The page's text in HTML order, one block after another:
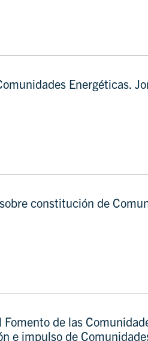
Energéticas.
constitución de
de las
e impulso de